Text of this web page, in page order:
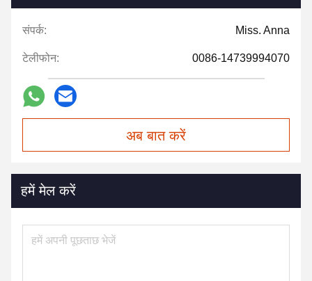
संपर्क: Miss. Anna
टेलीफोन: 0086-14739994070
अब बात करें
हमें मेल करें